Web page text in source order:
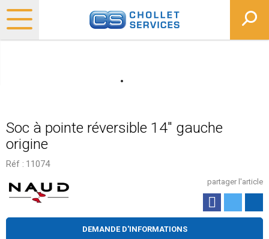
Soc à pointe réversible 14" gauche
origine
Réf : 11074
partager l'article
DEMANDE D'INFORMATIONS